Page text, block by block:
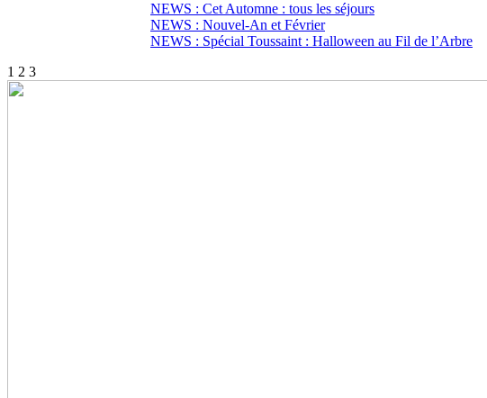
NEWS : Cet Automne : tous les séjours
NEWS : Nouvel-An et Février
NEWS : Spécial Toussaint : Halloween au Fil de l’Arbre
1 2 3